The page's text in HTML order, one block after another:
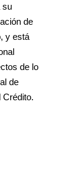
su
de
y está
de lo
de
Crédito.